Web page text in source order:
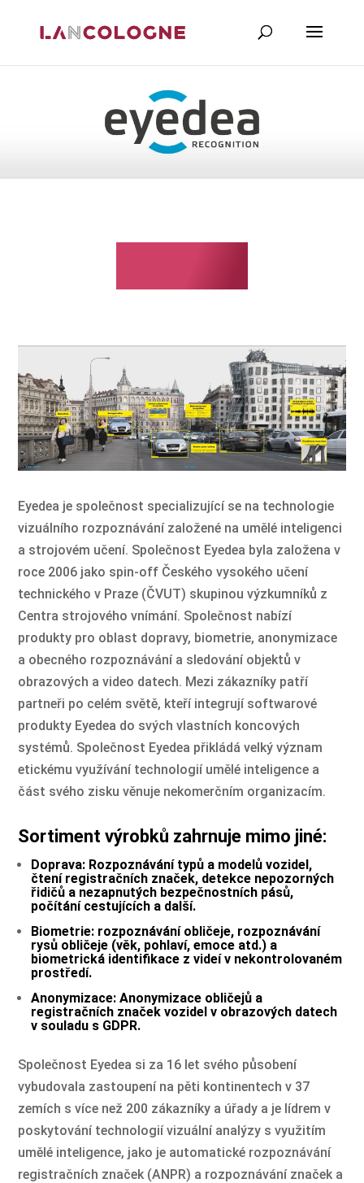
Eyedea je společnost specializující se na technologie
vizuálního rozpoznávání založené na umělé inteligenci
a strojovém učení. Společnost Eyedea byla založena v
roce 2006 jako spin-off Českého vysokého učení
technického v Praze (ČVUT) skupinou výzkumníků z
Centra strojového vnímání. Společnost nabízí
produkty pro oblast dopravy, biometrie, anonymizace
a obecného rozpoznávání a sledování objektů v
obrazových a video datech. Mezi zákazníky patří
partneři po celém světě, kteří integrují softwarové
produkty Eyedea do svých vlastních koncových
systémů. Společnost Eyedea přikládá velký význam
etickému využívání technologií umělé inteligence a
část svého zisku věnuje nekomerčním organizacím.
Sortiment výrobků zahrnuje mimo jiné:
Doprava: Rozpoznávání typů a modelů vozidel,
čtení registračních značek, detekce nepozorných
řidičů a nezapnutých bezpečnostních pásů,
počítání cestujících a další.
Biometrie: rozpoznávání obličeje, rozpoznávání
rysů obličeje (věk, pohlaví, emoce atd.) a
biometrická identifikace z videí v nekontrolovaném
prostředí.
Anonymizace: Anonymizace obličejů a
registračních značek vozidel v obrazových datech
v souladu s GDPR.
Společnost Eyedea si za 16 let svého působení
vybudovala zastoupení na pěti kontinentech v 37
zemích s více než 200 zákazníky a úřady a je lídrem v
poskytování technologií vizuální analýzy s využitím
umělé inteligence, jako je automatické rozpoznávání
registračních značek (ANPR) a rozpoznávání značek a